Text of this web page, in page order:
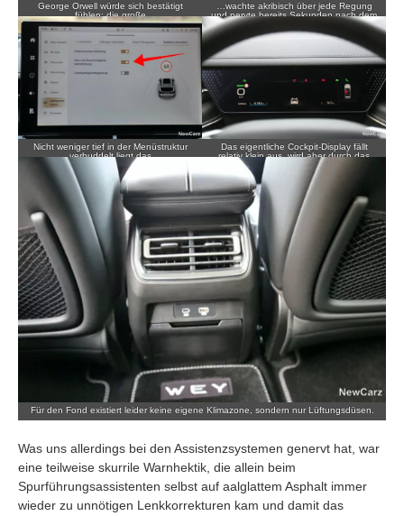
George Orwell würde sich bestätigt
fühlen: die große
Überwachungskamera an der A-Säule
der Fahrerseite…
…wachte akribisch über jede Regung
und nervte bereits Sekunden nach dem
Start; dazu liegt der Abschalter tief in
den Untermenüs.
Nicht weniger tief in der Menüstruktur
verbuddelt liegt das
Deaktivierungshäkchen für den ebenso
nervigen Geschwindigkeitswarner.
Das eigentliche Cockpit-Display fällt
relativ klein aus, wird aber durch das
HUD problemlos kompensiert.
Für den Fond existiert leider keine eigene Klimazone, sondern nur Lüftungsdüsen.
Was uns allerdings bei den Assistenzsystemen genervt hat, war
eine teilweise skurrile Warnhektik, die allein beim
Spurführungsassistenten selbst auf aalglattem Asphalt immer
wieder zu unnötigen Lenkkorrekturen kam und damit das